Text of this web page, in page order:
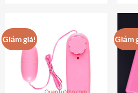
Giảm giá! Giảm